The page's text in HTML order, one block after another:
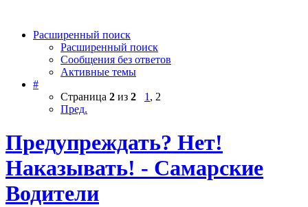
Расширенный поиск
Расширенный поиск
Сообщения без ответов
Активные темы
#
Страница 2 из 2 1 , 2
Пред.
Предупреждать? Нет!
Наказывать! - Самарские
Водители